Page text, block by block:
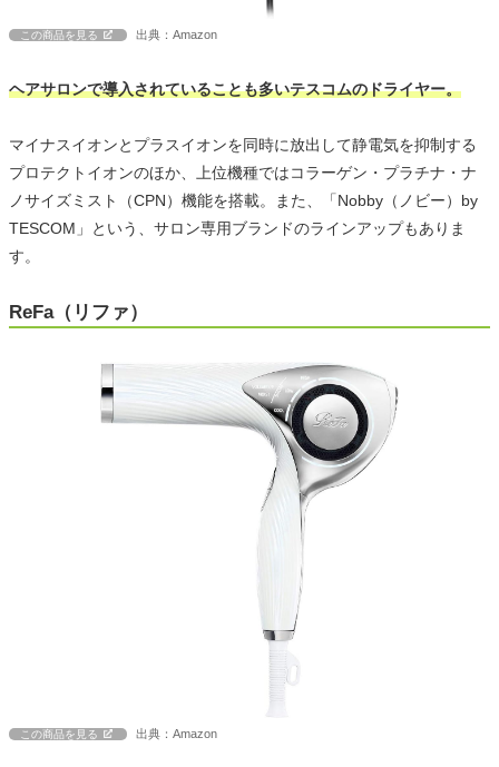
この商品を見る 出典：Amazon
ヘアサロンで導入されていることも多いテスコムのドライヤー。
マイナスイオンとプラスイオンを同時に放出して静電気を抑制する
プロテクトイオンのほか、上位機種ではコラーゲン・プラチナ・ナ
ノサイズミスト（CPN）機能を搭載。また、「Nobby（ノビー）by
TESCOM」という、サロン専用ブランドのラインアップもありま
す。
ReFa（リファ）
この商品を見る 出典：Amazon